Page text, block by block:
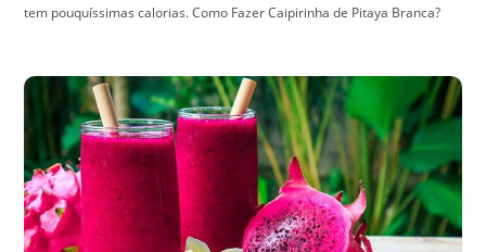
tem pouquíssimas calorias. Como Fazer Caipirinha de Pitaya Branca?